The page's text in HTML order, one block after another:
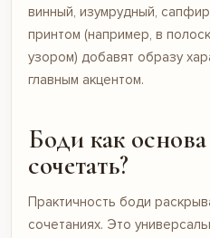
винный, изумрудный,
принтом (например, в
узором) добавят образу
главным акцентом.
Боди как
сочетать?
Практичность боди
сочетаниях. Это